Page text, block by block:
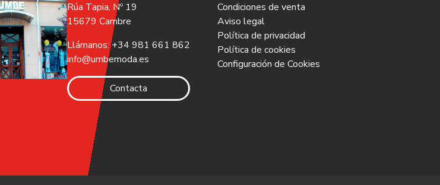
Rúa Tapia, Nº 19
15679 Cambre
Llámanos: +34 981 661 862
info@umbemoda.es
Contacta
Condiciones de venta
Aviso legal
Política de privacidad
Política de cookies
Configuración de Cookies